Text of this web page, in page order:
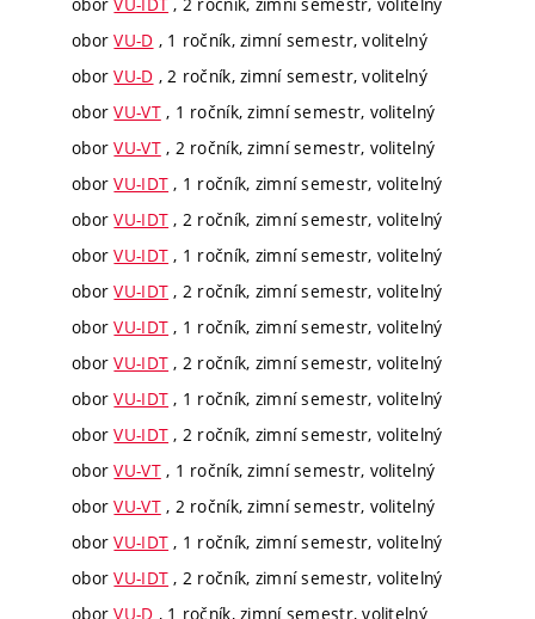
oborVU-D , 1 ročník, zimní semestr, volitelný
oborVU-D , 2 ročník, zimní semestr, volitelný
oborVU-VT, 1 ročník, zimní semestr, volitelný
oborVU-VT, 2 ročník, zimní semestr, volitelný
oborVU-IDT , 1 ročník, zimní semestr, volitelný
oborVU-IDT , 2 ročník, zimní semestr, volitelný
oborVU-IDT , 1 ročník, zimní semestr, volitelný
oborVU-IDT , 2 ročník, zimní semestr, volitelný
oborVU-IDT , 1 ročník, zimní semestr, volitelný
oborVU-IDT , 2 ročník, zimní semestr, volitelný
oborVU-IDT , 1 ročník, zimní semestr, volitelný
oborVU-IDT , 2 ročník, zimní semestr, volitelný
oborVU-VT, 1 ročník, zimní semestr, volitelný
oborVU-VT, 2 ročník, zimní semestr, volitelný
oborVU-IDT , 1 ročník, zimní semestr, volitelný
oborVU-IDT , 2 ročník, zimní semestr, volitelný
oborVU-D , 1 ročník, zimní semestr, volitelný